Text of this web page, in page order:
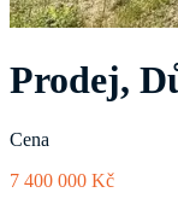
Prodej,
Cena
7 400 000 Kč